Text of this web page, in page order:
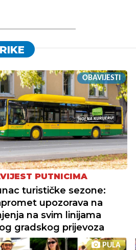
OBAVIJESTI
PUTNICIMA
turističke sezone:
upozorava na
na svim linijama
gradskog prijevoza
PULA